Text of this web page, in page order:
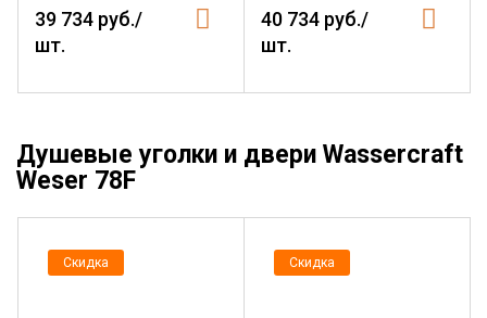
39 734 руб./
шт.
40 734 руб./
шт.
Душевые уголки и двери Wassercraft
Weser 78F
Скидка Скидка